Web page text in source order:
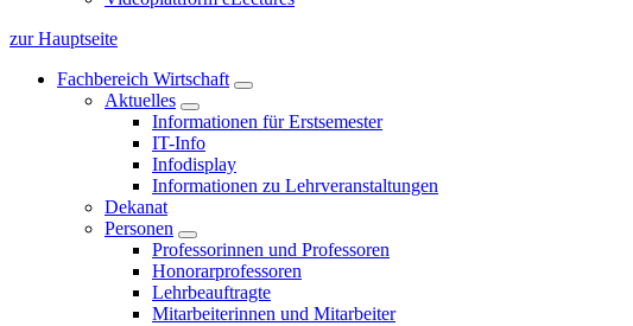
zur Hauptseite
Fachbereich Wirtschaft
Aktuelles
Informationen für Erstsemester
IT-Info
Infodisplay
Informationen zu Lehrveranstaltungen
Dekanat
Personen
Professorinnen und Professoren
Honorarprofessoren
Lehrbeauftragte
Mitarbeiterinnen und Mitarbeiter